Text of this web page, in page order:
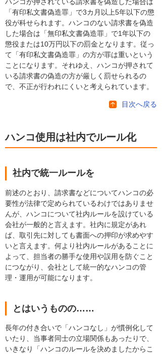
「有印私文書偽造罪」で3カ月以上5年以下の懲
役が科せられます。ハンコのない請求書を偽造
した場合は「無印私文書偽造罪」で1年以下の
懲役または10万円以下の罰金となります。従っ
て「有印私文書偽造罪」の方が罪は重いという
ことになります。それゆえ、ハンコが押されて
いる請求書の偽造の方が厳しく罰せられるの
で、不正が行われにくいと考えられています。
目次へ戻る
ハンコ使用は社内でルール化
社内で統一ルールを
前述のとおり、請求書などについてハンコの必
要性が法律で定められているわけではありませ
んが、ハンコについて社内ルールを設けている
会社が一般的と言えます。社内に規定があれ
ば、取引先に対しても書面への押印が求めやす
いと言えます。何より社内ルールがあることに
よって、担当者の勝手な使用や誤用を防ぐこと
につながり、会社として統一的なハンコの管
理・運用が可能になります。
とはいうものの……
長年の付き合いで「ハンコなし」が慣例化して
いたり、当事者同士の立場関係もあったりで、
いきなり「ハンコのルールを決めましたからこ